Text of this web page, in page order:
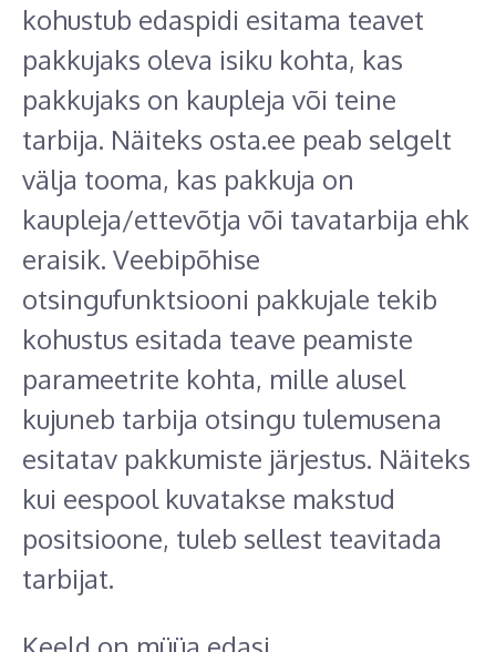
kohustub edaspidi esitama teavet
pakkujaks oleva isiku kohta, kas
pakkujaks on kaupleja või teine
tarbija. Näiteks osta.ee peab selgelt
välja tooma, kas pakkuja on
kaupleja/ettevõtja või tavatarbija ehk
eraisik. Veebipõhise
otsingufunktsiooni pakkujale tekib
kohustus esitada teave peamiste
parameetrite kohta, mille alusel
kujuneb tarbija otsingu tulemusena
esitatav pakkumiste järjestus. Näiteks
kui eespool kuvatakse makstud
positsioone, tuleb sellest teavitada
tarbijat.